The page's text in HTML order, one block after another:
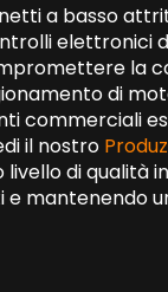
a basso
la
di
commerciali
il nostro
di qualità
e mantenendo